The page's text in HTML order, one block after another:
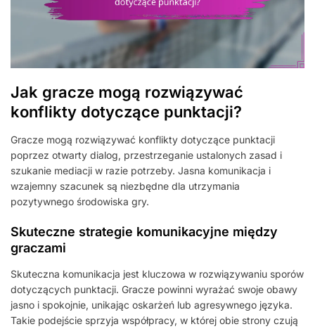
Jak gracze mogą rozwiązywać
konflikty dotyczące punktacji?
Gracze mogą rozwiązywać konflikty dotyczące punktacji
poprzez otwarty dialog, przestrzeganie ustalonych zasad i
szukanie mediacji w razie potrzeby. Jasna komunikacja i
wzajemny szacunek są niezbędne dla utrzymania
pozytywnego środowiska gry.
Skuteczne strategie komunikacyjne między
graczami
Skuteczna komunikacja jest kluczowa w rozwiązywaniu sporów
dotyczących punktacji. Gracze powinni wyrażać swoje obawy
jasno i spokojnie, unikając oskarżeń lub agresywnego języka.
Takie podejście sprzyja współpracy, w której obie strony czują